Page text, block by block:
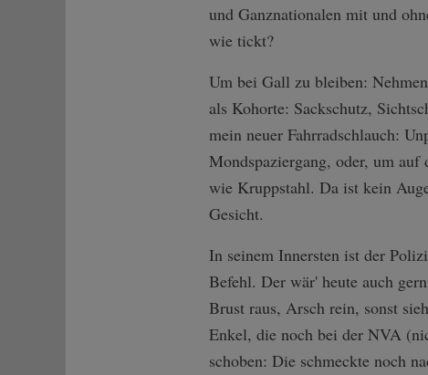
und Ganznationalen mit und
wie tickt?
Um bei Gall zu bleiben:
als Kohorte: Sackschutz,
mein neuer Fahrradschlauch:
Mondspaziergang, oder, um
wie Kruppstahl. Da ist kein
Gesicht.
In seinem Innersten ist der
Befehl. Der wär' heute auch
Brust raus, Arsch rein, sonst
Enkel, die noch bei der NVA
schoben: Die schmeckte noch